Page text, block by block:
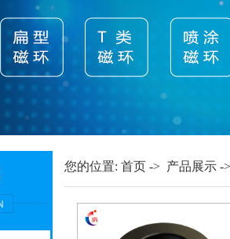
您的位置: 首页 -> 产品展示 -